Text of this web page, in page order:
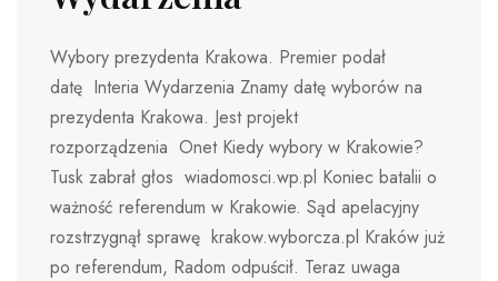
Wybory prezydenta Krakowa. Premier podał
datę Interia Wydarzenia Znamy datę wyborów na
prezydenta Krakowa. Jest projekt
rozporządzenia Onet Kiedy wybory w Krakowie?
Tusk zabrał głos wiadomosci.wp.pl Koniec batalii o
ważność referendum w Krakowie. Sąd apelacyjny
rozstrzygnął sprawę krakow.wyborcza.pl Kraków już
po referendum, Radom odpuścił. Teraz uwaga